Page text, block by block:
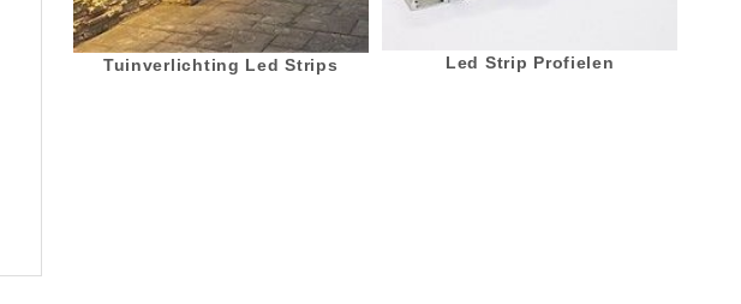
Tuinverlichting Led Strips Led Strip Profielen